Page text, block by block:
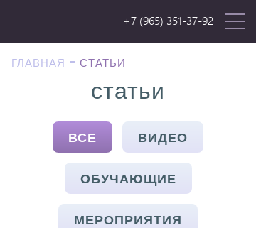
+7 (965) 351-37-92
ГЛАВНАЯ СТАТЬИ
статьи
ВСЕ ВИДЕО
ОБУЧАЮЩИЕ
МЕРОПРИЯТИЯ